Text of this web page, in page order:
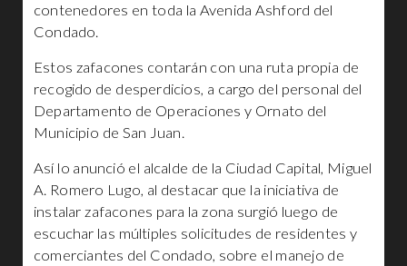
contenedores en toda la Avenida Ashford del
Condado.
Estos zafacones contarán con una ruta propia de
recogido de desperdicios, a cargo del personal del
Departamento de Operaciones y Ornato del
Municipio de San Juan.
Así lo anunció el alcalde de la Ciudad Capital, Miguel
A. Romero Lugo, al destacar que la iniciativa de
instalar zafacones para la zona surgió luego de
escuchar las múltiples solicitudes de residentes y
comerciantes del Condado, sobre el manejo de